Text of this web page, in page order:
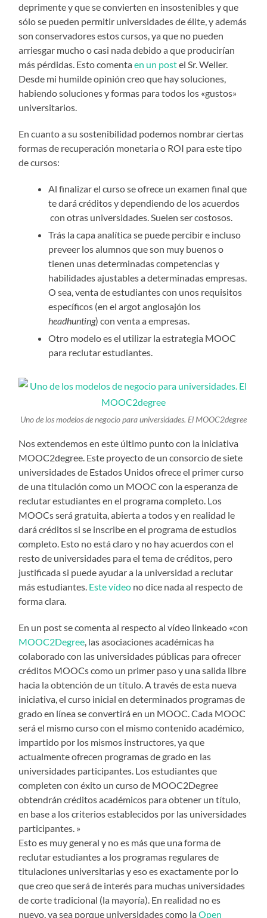
deprimente y que se convierten en insostenibles y que
sólo se pueden permitir universidades de élite, y además
son conservadores estos cursos, ya que no pueden
arriesgar mucho o casi nada debido a que producirían
más pérdidas. Esto comentaen un postel Sr. Weller.
Desde mi humilde opinión creo que hay soluciones,
habiendo soluciones y formas para todos los «gustos»
universitarios.
En cuanto a su sostenibilidad podemos nombrar ciertas
formas de recuperación monetaria o ROI para este tipo
de cursos:
Al finalizar el curso se ofrece un examen final que
te dará créditos y dependiendo de los acuerdos
con otras universidades. Suelen ser costosos.
Trás la capa analítica se puede percibir e incluso
preveer los alumnos que son muy buenos o
tienen unas determinadas competencias y
habilidades ajustables a determinadas empresas.
O sea, venta de estudiantes con unos requisitos
específicos (en el argot anglosajón los
headhunting) con venta a empresas.
Otro modelo es el utilizar la estrategia MOOC
para reclutar estudiantes.
Uno de los modelos de negocio para universidades. El MOOC2degree
Nos extendemos en este último punto con la iniciativa
MOOC2degree. Este proyecto de un consorcio de siete
universidades de Estados Unidos ofrece el primer curso
de una titulación como un MOOC con la esperanza de
reclutar estudiantes en el programa completo. Los
MOOCs será gratuita, abierta a todos y en realidad le
dará créditos si se inscribe en el programa de estudios
completo. Esto no está claro y no hay acuerdos con el
resto de universidades para el tema de créditos, pero
justificada si puede ayudar a la universidad a reclutar
más estudiantes. Este vídeo no dice nada al respecto de
forma clara.
En un post se comenta al respecto al vídeo linkeado «con
MOOC2Degree, las asociaciones académicas ha
colaborado con las universidades públicas para ofrecer
créditos MOOCs como un primer paso y una salida libre
hacia la obtención de un título. A través de esta nueva
iniciativa, el curso inicial en determinados programas de
grado en línea se convertirá en un MOOC. Cada MOOC
será el mismo curso con el mismo contenido académico,
impartido por los mismos instructores, ya que
actualmente ofrecen programas de grado en las
universidades participantes. Los estudiantes que
completen con éxito un curso de MOOC2Degree
obtendrán créditos académicos para obtener un título,
en base a los criterios establecidos por las universidades
participantes. »
Esto es muy general y no es más que una forma de
reclutar estudiantes a los programas regulares de
titulaciones universitarias y eso es exactamente por lo
que creo que será de interés para muchas universidades
de corte tradicional (la mayoría). En realidad no es
nuevo, ya sea porque universidades como laOpen